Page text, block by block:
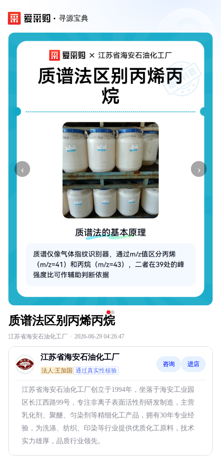
寻源宝典
‹ ›
质谱法区别丙烯丙烷
江苏省海安石油化工厂 · 2026-06-29 04:26:47
江苏省海安石油化工厂
法人:王加国 通过真实性核验
咨询 进店
江苏省海安石油化工厂创立于1994年，坐落于海安工业园
区长江西路99号，专注非离子表面活性剂研发制造，主营
乳化剂、聚醚、匀染剂等精细化工产品，拥有30年专业经
验，为洗涤、纺织、印染等行业提供优质化工原料，技术
实力雄厚，品质行业领先。